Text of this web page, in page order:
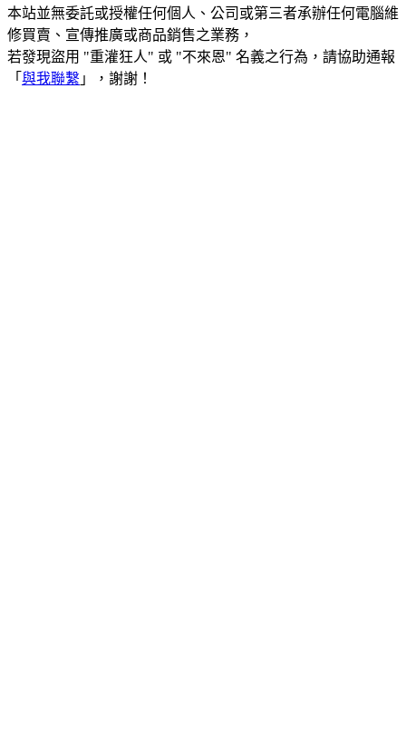
本站並無委託或授權任何個人、公司或第三者承辦任何電腦維
修買賣、宣傳推廣或商品銷售之業務，
若發現盜用 "重灌狂人" 或 "不來恩" 名義之行為，請協助通報
「 與我聯繫 」，謝謝！